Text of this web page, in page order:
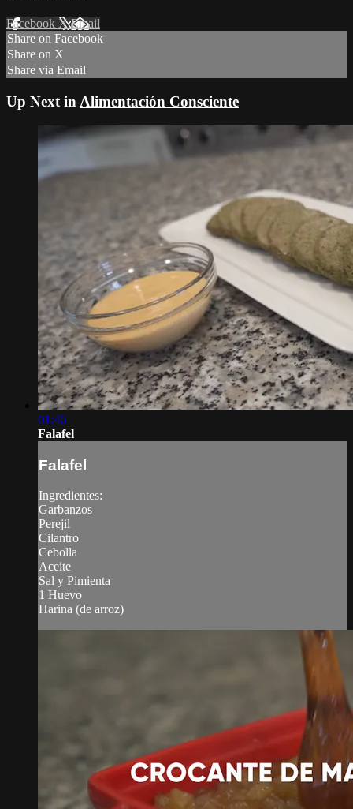
Facebook XEmail
Share on Facebook
Share on X
Share via Email
Up Next in Alimentación Consciente
01:46
Falafel
Falafel
Ingredientes:
Garbanzos
Perejil
Cilantro
Cebolla
Aceite
Sal y Pimienta
1 Huevo
Harina (de arroz)